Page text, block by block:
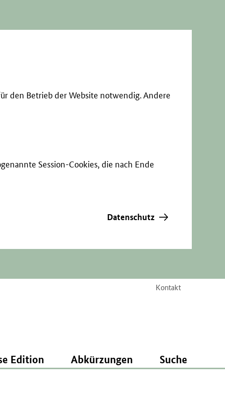
den Betrieb der Website notwendig. Andere
Session-Cookies, die nach Ende
Datenschutz
Kontakt
Edition Abkürzungen Suche